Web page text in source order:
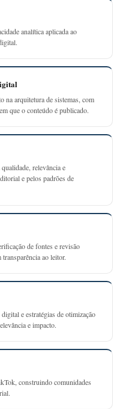
analítica aplicada ao
na arquitetura de sistemas, com
que o conteúdo é publicado.
relevância e
e pelos padrões de
de fontes e revisão
ao leitor.
e estratégias de otimização
e impacto.
construindo comunidades